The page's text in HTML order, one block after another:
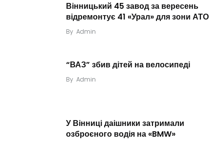
Вінницький 45 завод за вересень
відремонтує 41 «Урал» для зони АТО
By Admin
“ВАЗ” збив дітей на велосипеді
By Admin
У Вінниці даішники затримали
озброєного водія на «BMW»